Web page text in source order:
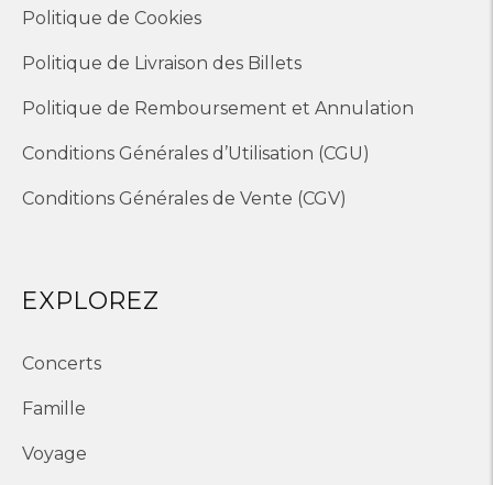
Politique de Cookies
Politique de Livraison des Billets
Politique de Remboursement et Annulation
Conditions Générales d’Utilisation (CGU)
Conditions Générales de Vente (CGV)
EXPLOREZ
Concerts
Famille
Voyage